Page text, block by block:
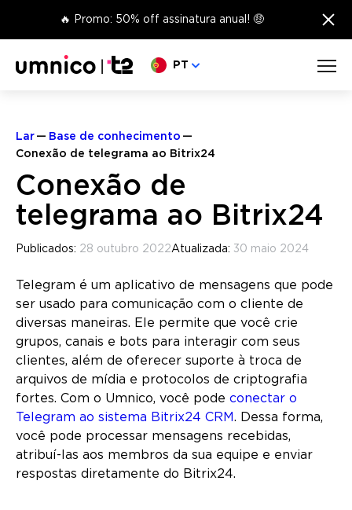
🔥 Promo: 50% off assinatura anual! 🤑 ×
Escolha o seu idioma
PT
Lar
Base de conhecimento
Conexão de telegrama ao Bitrix24
Conexão de
telegrama ao Bitrix24
Publicados: 28 outubro 2022Atualizada: 30 maio 2024
Telegram é um aplicativo de mensagens que pode
ser usado para comunicação com o cliente de
diversas maneiras. Ele permite que você crie
grupos, canais e bots para interagir com seus
clientes, além de oferecer suporte à troca de
arquivos de mídia e protocolos de criptografia
fortes. Com o Umnico, você pode conectar o
Telegram ao sistema Bitrix24 CRM . Dessa forma,
você pode processar mensagens recebidas,
atribuí-las aos membros da sua equipe e enviar
respostas diretamente do Bitrix24.